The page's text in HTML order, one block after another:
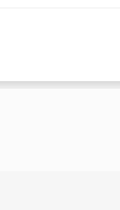
einem neuen Tab